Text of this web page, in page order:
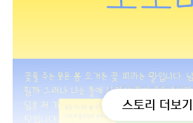
스토리 더보기